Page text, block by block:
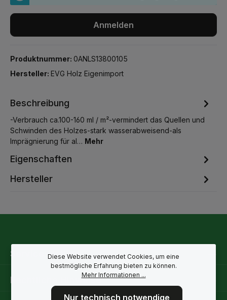
Anmelden
Produktnummer: 0ANLS13800105
Hersteller: EVG Holz Eigenimport
Beschreibung
-Verbrauch ca.100-160 ml / m²-vermindert das Quellen und
Schwinden des Holzes-stark wasserabweisend-als
Imprägnierung für al… Mehr
Eigenschaften
Hersteller
Service-Hotline
Rechtliche Hinweise
Diese Website verwendet Cookies, um eine
bestmögliche Erfahrung bieten zu können.
Mehr Informationen ...
Nur technisch notwendige